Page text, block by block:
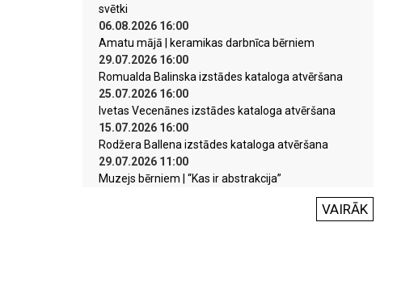
svētki
06.08.2026 16:00
Amatu mājā | keramikas darbnīca bērniem
29.07.2026 16:00
Romualda Balinska izstādes kataloga atvēršana
25.07.2026 16:00
Ivetas Vecenānes izstādes kataloga atvēršana
15.07.2026 16:00
Rodžera Ballena izstādes kataloga atvēršana
29.07.2026 11:00
Muzejs bērniem | “Kas ir abstrakcija”
VAIRĀK